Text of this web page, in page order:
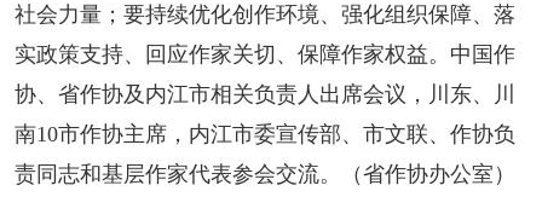
社会力量；要持续优化创作环境、强化组织保障、落
实政策支持、回应作家关切、保障作家权益。中国作
协、省作协及内江市相关负责人出席会议，川东、川
南10市作协主席，内江市委宣传部、市文联、作协负
责同志和基层作家代表参会交流。（省作协办公室）